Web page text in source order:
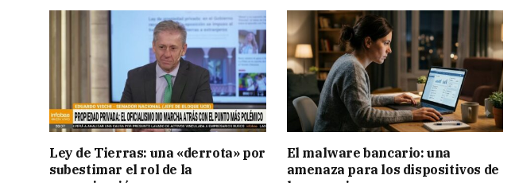
Ley de Tierras: una «derrota» por
subestimar el rol de la
El malware bancario: una
amenaza para los dispositivos de